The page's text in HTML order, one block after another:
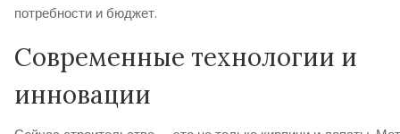
потребности и бюджет.
Современные технологии и
инновации